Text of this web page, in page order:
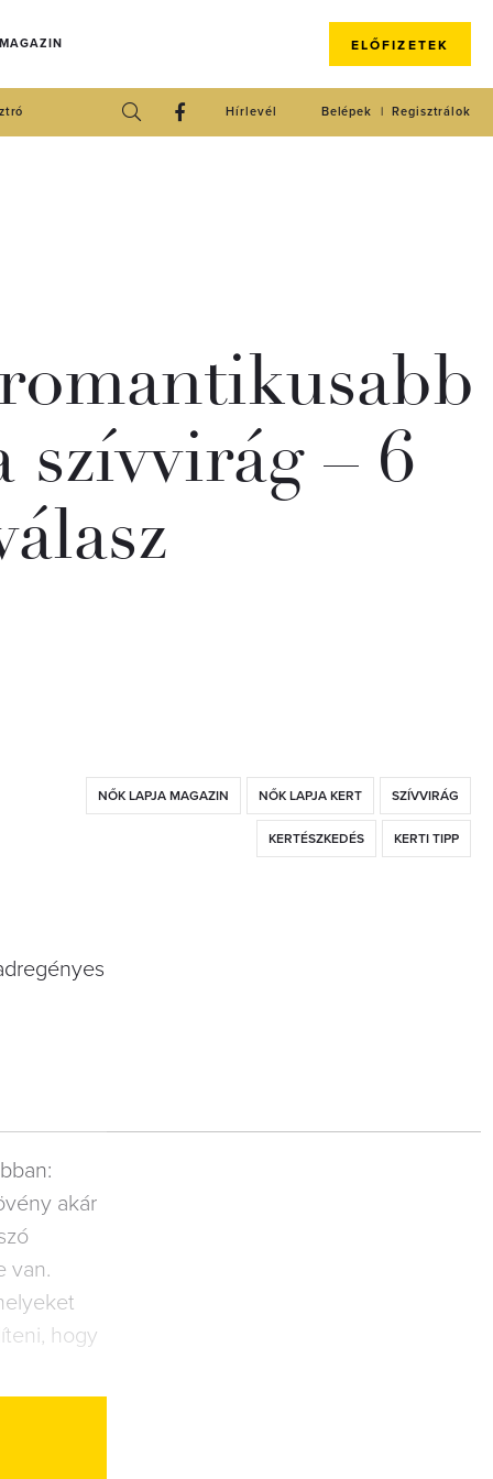
ELŐFIZETEK
Regisztrálok
Belépek
Hírlevél
szívvirág – 6
NŐK LAPJA MAGAZIN NŐK LAPJA KERT SZÍVVIRÁG
KERTÉSZKEDÉS KERTI TIPP
akár
van.
hogy